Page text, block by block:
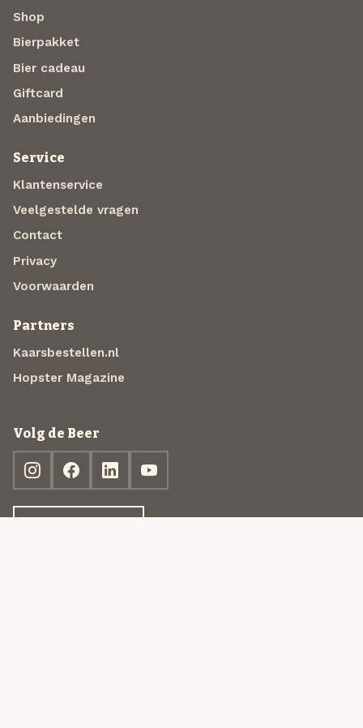
Shop
Bierpakket
Bier cadeau
Giftcard
Aanbiedingen
Service
Klantenservice
Veelgestelde vragen
Contact
Privacy
Voorwaarden
Partners
Kaarsbestellen.nl
Hopster Magazine
Volg de Beer